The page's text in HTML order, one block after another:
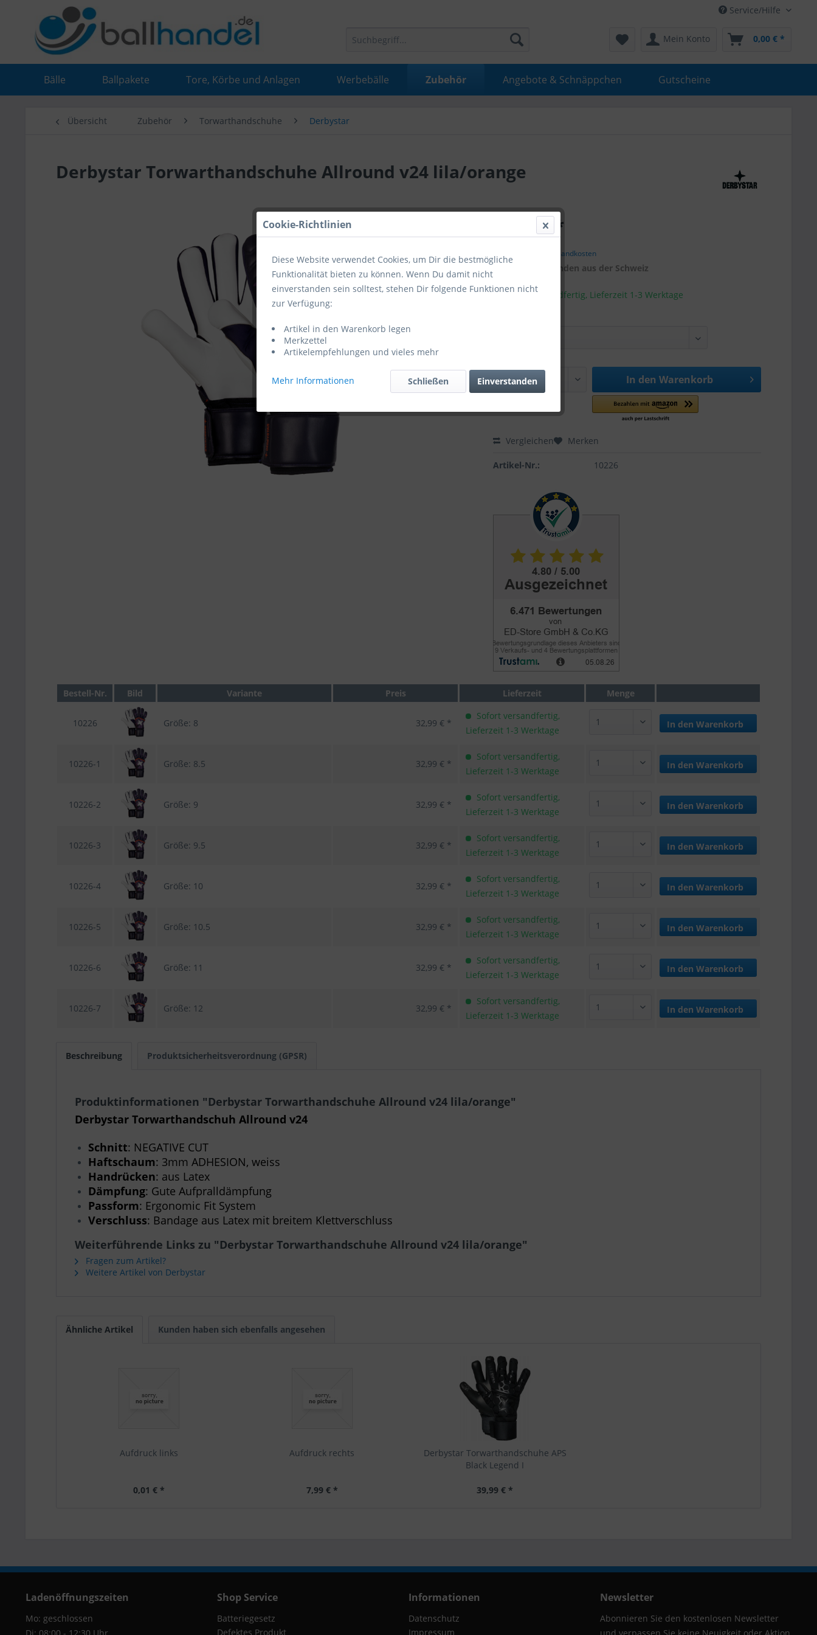
Service/Hilfe
Mein Konto 0,00 € *
Bälle Ballpakete Tore, Körbe und Anlagen Werbebälle Zubehör Angebote & Schnäppchen Gutscheine
Übersicht Zubehör Torwarthandschuhe Derbystar
Derbystar Torwarthandschuhe Allround v24 lila/orange
32,99 € *
inkl. Versandkosten
Kunden aus der Schweiz
Sofort versandfertig, Lieferzeit 1-3 Werktage
In den Warenkorb
Vergleichen Merken
Artikel-Nr.: 10226
Bestell-Nr. Bild Variante Preis Lieferzeit Menge
10226 Größe: 8 32,99 € *
Sofort versandfertig,
Lieferzeit 1-3 Werktage
In den Warenkorb
10226-1 Größe: 8.5 32,99 € *
Sofort versandfertig,
Lieferzeit 1-3 Werktage
In den Warenkorb
10226-2 Größe: 9 32,99 € *
Sofort versandfertig,
Lieferzeit 1-3 Werktage
In den Warenkorb
10226-3 Größe: 9.5 32,99 € *
Sofort versandfertig,
Lieferzeit 1-3 Werktage
In den Warenkorb
10226-4 Größe: 10 32,99 € *
Sofort versandfertig,
Lieferzeit 1-3 Werktage
In den Warenkorb
10226-5 Größe: 10.5 32,99 € *
Sofort versandfertig,
Lieferzeit 1-3 Werktage
In den Warenkorb
10226-6 Größe: 11 32,99 € *
Sofort versandfertig,
Lieferzeit 1-3 Werktage
In den Warenkorb
10226-7 Größe: 12 32,99 € *
Sofort versandfertig,
Lieferzeit 1-3 Werktage
In den Warenkorb
Beschreibung Produktsicherheitsverordnung (GPSR)
Produktinformationen "Derbystar Torwarthandschuhe Allround v24 lila/orange"
Derbystar Torwarthandschuh Allround v24
Schnitt: NEGATIVE CUT
Haftschaum: 3mm ADHESION, weiss
Handrücken: aus Latex
Dämpfung: Gute Aufpralldämpfung
Passform: Ergonomic Fit System
Verschluss: Bandage aus Latex mit breitem Klettverschluss
Weiterführende Links zu "Derbystar Torwarthandschuhe Allround v24 lila/orange"
Fragen zum Artikel?
Weitere Artikel von Derbystar
Ähnliche Artikel Kunden haben sich ebenfalls angesehen
Aufdruck links
0,01 € *
Aufdruck rechts
7,99 € *
Derbystar Torwarthandschuhe APS
Black Legend I
39,99 € *
Ladenöffnungszeiten
Mo: geschlossen
Shop Service
Batteriegesetz
Defektes Produkt
Informationen
Datenschutz
Impressum
Newsletter
Abonnieren Sie den kostenlosen Newsletter
Cookie-Richtlinien
Diese Website verwendet Cookies, um Dir die bestmögliche
Funktionalität bieten zu können. Wenn Du damit nicht
einverstanden sein solltest, stehen Dir folgende Funktionen nicht
zur Verfügung:
Artikel in den Warenkorb legen
Merkzettel
Artikelempfehlungen und vieles mehr
Mehr Informationen Einverstanden
Schließen